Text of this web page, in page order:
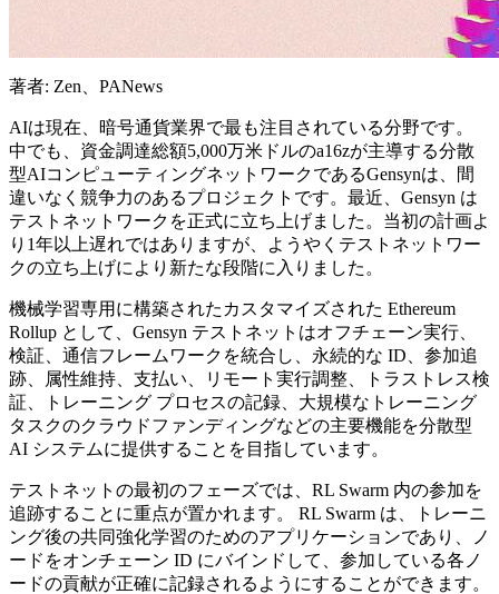
著者: Zen、PANews
AIは現在、暗号通貨業界で最も注目されている分野です。
中でも、資金調達総額5,000万米ドルのa16zが主導する分散
型AIコンピューティングネットワークであるGensynは、間
違いなく競争力のあるプロジェクトです。最近、Gensyn は
テストネットワークを正式に立ち上げました。当初の計画よ
り1年以上遅れではありますが、ようやくテストネットワー
クの立ち上げにより新たな段階に入りました。
機械学習専用に構築されたカスタマイズされた Ethereum
Rollup として、Gensyn テストネットはオフチェーン実行、
検証、通信フレームワークを統合し、永続的な ID、参加追
跡、属性維持、支払い、リモート実行調整、トラストレス検
証、トレーニング プロセスの記録、大規模なトレーニング
タスクのクラウドファンディングなどの主要機能を分散型
AI システムに提供することを目指しています。
テストネットの最初のフェーズでは、RL Swarm 内の参加を
追跡することに重点が置かれます。 RL Swarm は、トレーニ
ング後の共同強化学習のためのアプリケーションであり、ノ
ードをオンチェーン ID にバインドして、参加している各ノ
ードの貢献が正確に記録されるようにすることができます。